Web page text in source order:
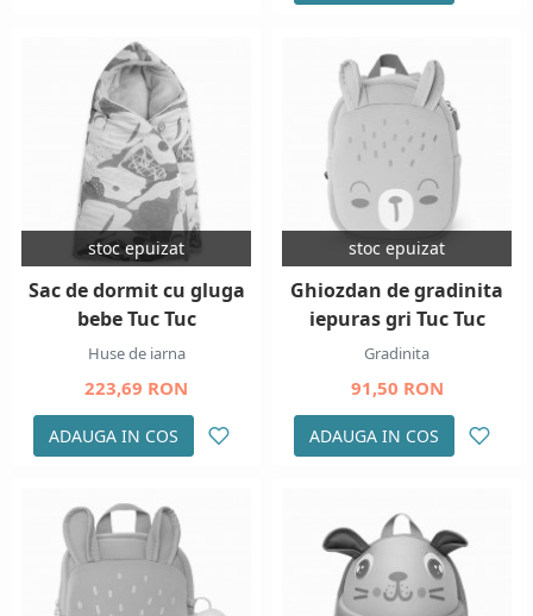
stoc epuizat
Sac de dormit cu gluga
bebe Tuc Tuc
Huse de iarna
223,69 RON
ADAUGA IN COS
stoc epuizat
Ghiozdan de gradinita
iepuras gri Tuc Tuc
Gradinita
91,50 RON
ADAUGA IN COS